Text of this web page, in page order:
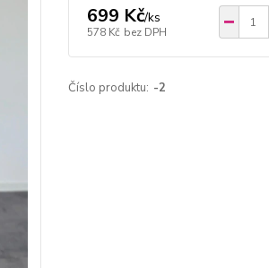
699 Kč/ks
578 Kč bez DPH
Číslo produktu: -2